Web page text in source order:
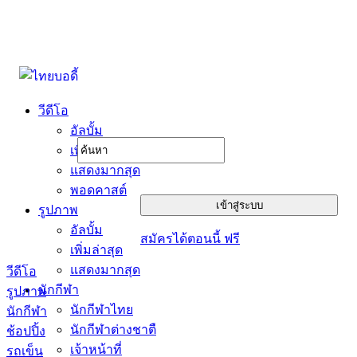
วีดีโอ
อัลบั้ม
เพิ่มล่าสุด
แสดงมากสุด
พอดคาสต์
รูปภาพ
อัลบั้ม
เพิ่มล่าสุด
แสดงมากสุด
นักกีฬา
นักกีฬาไทย
นักกีฬาต่างชาตื
เจ้าหน้าที่
สมัครได้ตอนนี้ ฟรี
วีดีโอ
รูปภาพ
นักกีฬา
ช้อปปิ้ง
รถเข็น